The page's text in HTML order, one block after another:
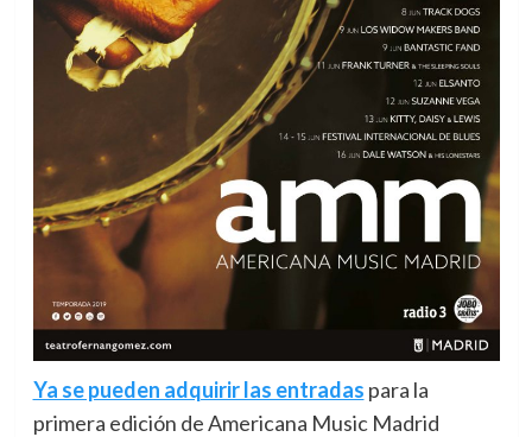
Ya se pueden adquirir las entradas para la
primera edición de Americana Music Madrid